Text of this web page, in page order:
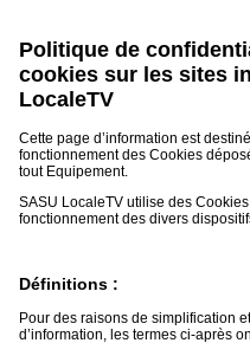
Médias
Blogs
Prémium
Inscription
éditeur
Politique de
cookies sur les sites
LocaleTV
Cette page d’information est
fonctionnement des Cookies
tout Equipement.
SASU LocaleTV utilise des Cookies
fonctionnement des divers
Définitions :
Pour des raisons de simplification
d’information, les termes ci-après